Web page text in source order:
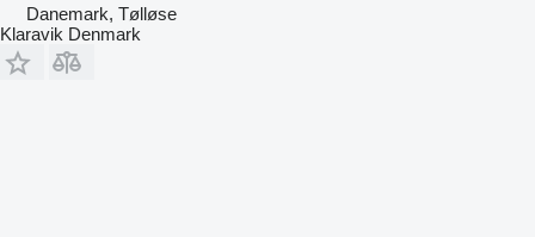
Danemark, Tølløse
Klaravik Denmark